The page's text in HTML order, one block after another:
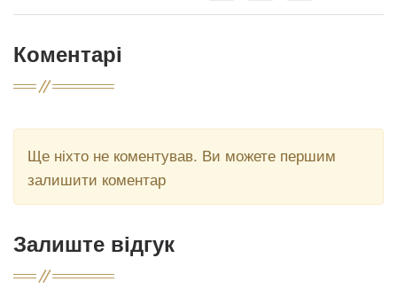
Коментарі
Ще ніхто не коментував. Ви можете першим
залишити коментар
Залиште відгук